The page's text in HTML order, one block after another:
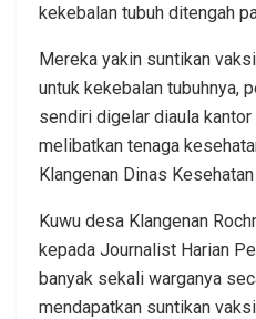
kekebalan tubuh ditengah
Mereka yakin suntikan
untuk kekebalan tubuhnya,
sendiri digelar diaula
melibatkan tenaga
Klangenan Dinas
Kuwu desa Klangenan
kepada Journalist Harian
banyak sekali warganya
mendapatkan suntikan